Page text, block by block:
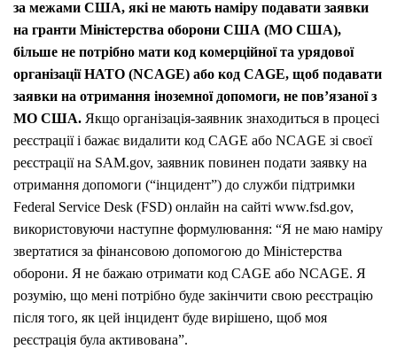
за межами США, які не мають наміру подавати заявки
на гранти Міністерства оборони США (МО США),
більше не потрібно мати код комерційної та урядової
організації НАТО (NCAGE) або код CAGE, щоб подавати
заявки на отримання іноземної допомоги, не пов’язаної з
МО США. Якщо організація-заявник знаходиться в процесі
реєстрації і бажає видалити код CAGE або NCAGE зі своєї
реєстрації на SAM.gov, заявник повинен подати заявку на
отримання допомоги (“інцидент”) до служби підтримки
Federal Service Desk (FSD) онлайн на сайті www.fsd.gov,
використовуючи наступне формулювання: “Я не маю наміру
звертатися за фінансовою допомогою до Міністерства
оборони. Я не бажаю отримати код CAGE або NCAGE. Я
розумію, що мені потрібно буде закінчити свою реєстрацію
після того, як цей інцидент буде вирішено, щоб моя
реєстрація була активована”.